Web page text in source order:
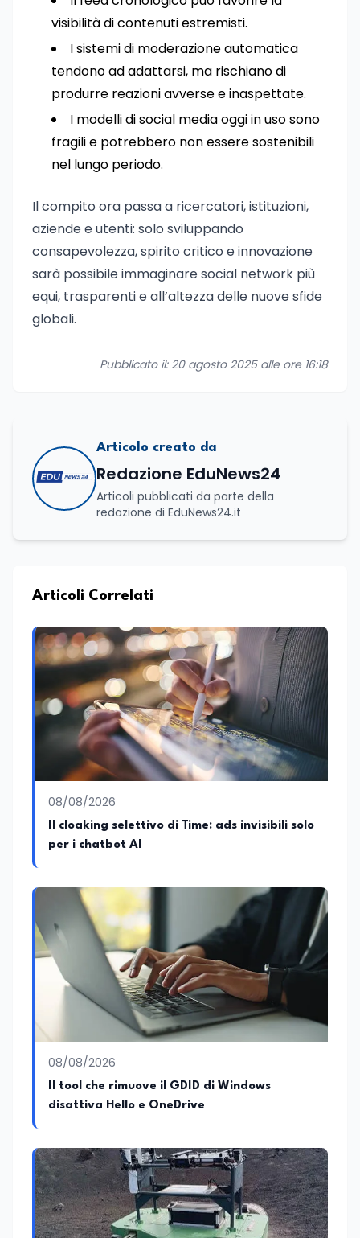
visibilità di contenuti estremisti.
I sistemi di moderazione automatica
tendono ad adattarsi, ma rischiano di
produrre reazioni avverse e inaspettate.
I modelli di social media oggi in uso sono
fragili e potrebbero non essere sostenibili
nel lungo periodo.
Il compito ora passa a ricercatori, istituzioni,
aziende e utenti: solo sviluppando
consapevolezza, spirito critico e innovazione
sarà possibile immaginare social network più
equi, trasparenti e all’altezza delle nuove sfide
globali.
Pubblicato il: 20 agosto 2025 alle ore 16:18
Articolo creato da
Redazione EduNews24
Articoli pubblicati da parte della
redazione di EduNews24.it
Articoli Correlati
08/08/2026
Il cloaking selettivo di Time: ads invisibili solo
per i chatbot AI
08/08/2026
Il tool che rimuove il GDID di Windows
disattiva Hello e OneDrive